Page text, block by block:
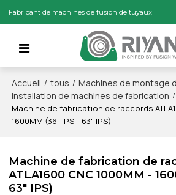
Fabricant de machines de fusion de tuyaux
Accueil / tous / Machines de montage
Installation de machines de fabrication /
Machine de fabrication de raccords
1600MM (36" IPS - 63" IPS)
Machine de fabrication de
ATLA1600 CNC 1000MM -
63" IPS)